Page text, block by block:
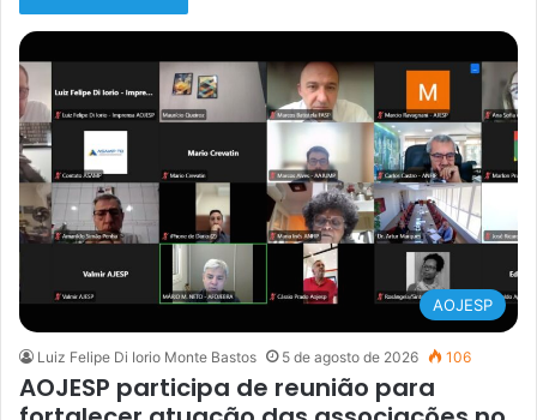
AOJESP
Luiz Felipe Di Iorio Monte Bastos 5 de agosto de 2026 106
AOJESP participa de reunião para